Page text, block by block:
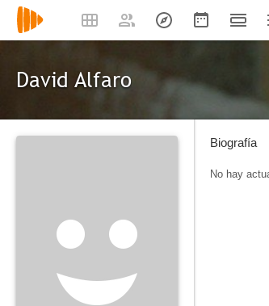
David Alfaro
Biografía
No hay